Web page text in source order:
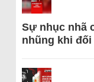
Sự nhục nhã
nhũng khi